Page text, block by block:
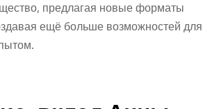
предлагая новые форматы
ещё больше возможностей для